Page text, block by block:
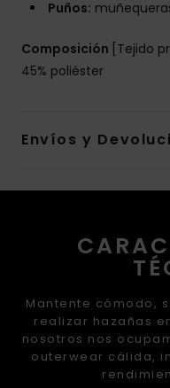
Puños:
Composición [Tejido
45% poliéster
Envíos y
Mantente cómodo,
realizar hazañas
nosotros nos
outerwear cálida,